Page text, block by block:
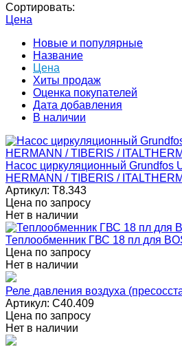
Сортировать:
Цена
Новые и популярные
Название
Цена
Хиты продаж
Оценка покупателей
Дата добавления
В наличии
Насос циркуляционный Grundfos
HERMANN / TIBERIS /
Артикул: T8.343
Цена по запросу
Нет в наличии
Теплообменник ГВС 18 пл для
Цена по запросу
Нет в наличии
Реле давления воздуха
Артикул: C40.409
Цена по запросу
Нет в наличии